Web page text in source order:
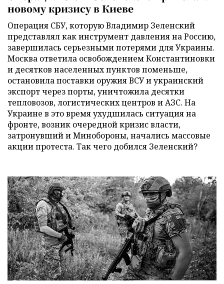
новому кризису в Киеве
Операция СБУ, которую Владимир Зеленский
представлял как инструмент давления на Россию,
завершилась серьезными потерями для Украины.
Москва ответила освобождением Константиновки
и десятков населенных пунктов поменьше,
остановила поставки оружия ВСУ и украинский
экспорт через порты, уничтожила десятки
тепловозов, логистических центров и АЗС. На
Украине в это время ухудшилась ситуация на
фронте, возник очередной кризис власти,
затронувший и Минобороны, начались массовые
акции протеста. Так чего добился Зеленский?